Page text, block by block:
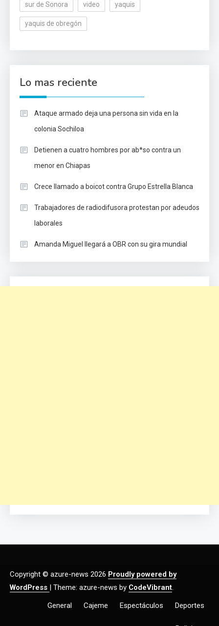
sur de Sonora video yaquis
yaquis de obregón
Lo mas reciente
Ataque armado deja una persona sin vida en la
colonia Sochiloa
Detienen a cuatro hombres por ab*so contra un
menor en Chiapas
Crece llamado a boicot contra Grupo Estrella Blanca
Trabajadores de radiodifusora protestan por adeudos
laborales
Amanda Miguel llegará a OBR con su gira mundial
Copyright © azure-news 2026 Proudly powered by
WordPress
Theme: azure-news by CodeVibrant.
General Cajeme Espectáculos Deportes